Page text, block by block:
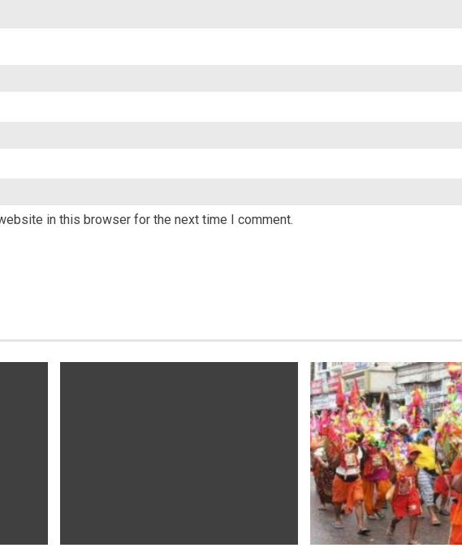
in this browser for the next time I comment.